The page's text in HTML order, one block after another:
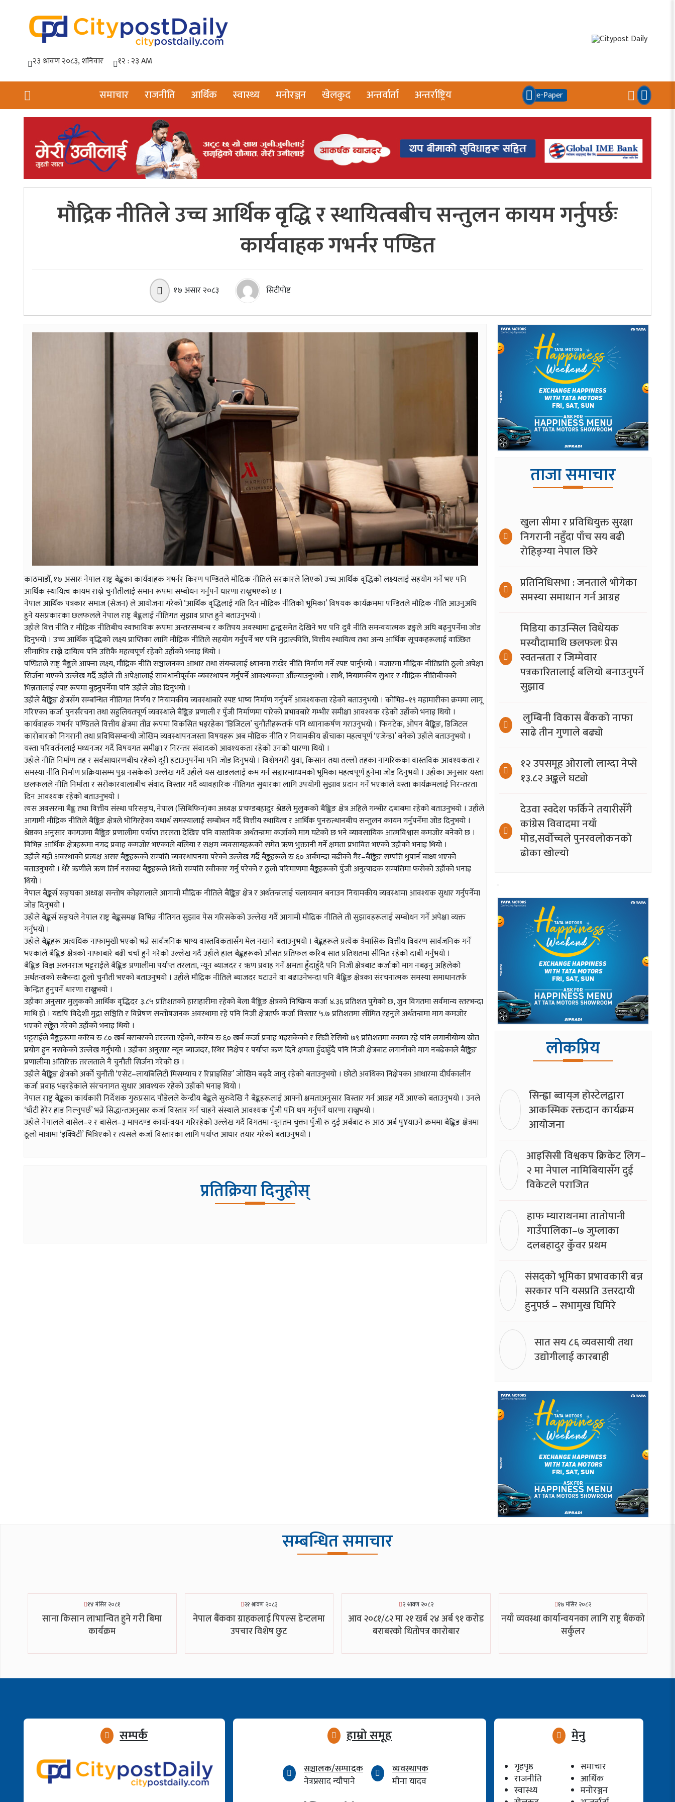
समाचार राजनीति आर्थिक स्वास्थ्य मनोरञ्जन खेलकुद अन्तर्वार्ता अन्तर्राष्ट्रिय e-Paper
मौद्रिक नीतिले उच्च आर्थिक वृद्धि र स्थायित्वबीच सन्तुलन कायम गर्नुपर्छः
कार्यवाहक गभर्नर पण्डित
१७ असार २०८३ सिटीपोष्ट
काठमाडौँ, १७ असारः नेपाल राष्ट्र बैङ्कका कार्यवाहक गभर्नर किरण पण्डितले मौद्रिक नीतिले सरकारले लिएको उच्च आर्थिक वृद्धिको लक्ष्यलाई सहयोग गर्ने भए पनि
आर्थिक स्थायित्व कायम राख्ने चुनौतीलाई समान रूपमा सम्बोधन गर्नुपर्ने धारणा राख्नुभएको छ ।
नेपाल आर्थिक पत्रकार समाज (सेजन) ले आयोजना गरेको ‘आर्थिक वृद्धिलाई गति दिन मौद्रिक नीतिको भूमिका’ विषयक कार्यक्रममा पण्डितले मौद्रिक नीति आउनुअघि
हुने यसप्रकारका छलफलले नेपाल राष्ट्र बैङ्कलाई नीतिगत सुझाव प्राप्त हुने बताउनुभयो ।
उहाँले वित्त नीति र मौद्रिक नीतिबीच स्वाभाविक रूपमा अन्तरसम्बन्ध र कतिपय अवस्थामा द्वन्द्वसमेत देखिने भए पनि दुवै नीति समन्वयात्मक ढङ्गले अघि बढ्नुपर्नेमा जोड
दिनुभयो । उच्च आर्थिक वृद्धिको लक्ष्य प्राप्तिका लागि मौद्रिक नीतिले सहयोग गर्नुपर्ने भए पनि मुद्रास्फीति, वित्तीय स्थायित्व तथा अन्य आर्थिक सूचकहरूलाई वाञ्छित
सीमाभित्र राख्ने दायित्व पनि उत्तिकै महत्वपूर्ण रहेको उहाँको भनाइ थियो ।
पण्डितले राष्ट्र बैङ्कले आफ्ना लक्ष्य, मौद्रिक नीति सञ्चालनका आधार तथा संयन्त्रलाई ध्यानमा राखेर नीति निर्माण गर्ने स्पष्ट पार्नुभयो । बजारमा मौद्रिक नीतिप्रति ठूलो अपेक्षा
सिर्जना भएको उल्लेख गर्दै उहाँले ती अपेक्षालाई सावधानीपूर्वक व्यवस्थापन गर्नुपर्ने आवश्यकता औँल्याउनुभयो । साथै, नियामकीय सुधार र मौद्रिक नीतिबीचको
भिन्नतालाई स्पष्ट रूपमा बुझ्नुपर्नेमा पनि उहाँले जोड दिनुभयो ।
उहाँले बैङ्किङ क्षेत्रसँग सम्बन्धित नीतिगत निर्णय र नियामकीय व्यवस्थाबारे स्पष्ट भाष्य निर्माण गर्नुपर्ने आवश्यकता रहेको बताउनुभयो । कोभिड–१९ महामारीका क्रममा लागू
गरिएका कर्जा पुनर्संरचना तथा सहुलियतपूर्ण व्यवस्थाले बैङ्किङ प्रणाली र पुँजी निर्माणमा पारेको प्रभावबारे गम्भीर समीक्षा आवश्यक रहेको उहाँको भनाइ थियो ।
कार्यवाहक गभर्नर पण्डितले वित्तीय क्षेत्रमा तीव्र रूपमा विकसित भइरहेका ‘डिजिटल’ चुनौतीहरूतर्फ पनि ध्यानाकर्षण गराउनुभयो । फिनटेक, ओपन बैङ्किङ, डिजिटल
कारोबारको निगरानी तथा प्रविधिसम्बन्धी जोखिम व्यवस्थापनजस्ता विषयहरू अब मौद्रिक नीति र नियामकीय ढाँचाका महत्वपूर्ण ‘एजेन्डा’ बनेको उहाँले बताउनुभयो ।
यस्ता परिवर्तनलाई मध्यनजर गर्दै विषयगत समीक्षा र निरन्तर संवादको आवश्यकता रहेको उनको धारणा थियो ।
उहाँले नीति निर्माण तह र सर्वसाधारणबीच रहेको दूरी हटाउनुपर्नेमा पनि जोड दिनुभयो । विशेषगरी युवा, किसान तथा तल्लो तहका नागरिकका वास्तविक आवश्यकता र
समस्या नीति निर्माण प्रक्रियासम्म पुग्न नसकेको उल्लेख गर्दै उहाँले यस खाडललाई कम गर्न सञ्चारमाध्यमको भूमिका महत्वपूर्ण हुनेमा जोड दिनुभयो । उहाँका अनुसार यस्ता
छलफलले नीति निर्माता र सरोकारवालाबीच संवाद विस्तार गर्दै व्यावहारिक नीतिगत सुधारका लागि उपयोगी सुझाव प्रदान गर्ने भएकाले यस्ता कार्यक्रमलाई निरन्तरता
दिन आवश्यक रहेको बताउनुभयो ।
त्यस अवसरमा बैङ्क तथा वित्तीय संस्था परिसङ्घ, नेपाल (सिबिफिन)का अध्यक्ष प्रचण्डबहादुर श्रेष्ठले मुलुकको बैङ्किङ क्षेत्र अहिले गम्भीर दबाबमा रहेको बताउनुभयो । उहाँले
आगामी मौद्रिक नीतिले बैङ्किङ क्षेत्रले भोगिरहेका यथार्थ समस्यालाई सम्बोधन गर्दै वित्तीय स्थायित्व र आर्थिक पुनरुत्थानबीच सन्तुलन कायम गर्नुपर्नेमा जोड दिनुभयो ।
श्रेष्ठका अनुसार कागजमा बैङ्किङ प्रणालीमा पर्याप्त तरलता देखिए पनि वास्तविक अर्थतन्त्रमा कर्जाको माग घटेको छ भने व्यावसायिक आत्मविश्वास कमजोर बनेको छ ।
विभिन्न आर्थिक क्षेत्रहरूमा नगद प्रवाह कमजोर भएकाले बलिया र सक्षम व्यवसायहरूको समेत ऋण भुक्तानी गर्ने क्षमता प्रभावित भएको उहाँको भनाइ थियो ।
उहाँले यही अवस्थाको प्रत्यक्ष असर बैङ्कहरूको सम्पत्ति व्यवस्थापनमा परेको उल्लेख गर्दै बैङ्कहरूले रु ६० अर्बभन्दा बढीको गैर–बैङ्किङ सम्पत्ति थुपार्न बाध्य भएको
बताउनुभयो । धेरै ऋणीले ऋण तिर्न नसक्दा बैङ्कहरूले धितो सम्पत्ति स्वीकार गर्नु परेको र ठूलो परिमाणमा बैङ्कहरूको पुँजी अनुत्पादक सम्पत्तिमा फसेको उहाँको भनाइ
थियो ।
नेपाल बैङ्कर्स सङ्घका अध्यक्ष सन्तोष कोइरालाले आगामी मौद्रिक नीतिले बैङ्किङ क्षेत्र र अर्थतन्त्रलाई चलायमान बनाउन नियामकीय व्यवस्थामा आवश्यक सुधार गर्नुपर्नेमा
जोड दिनुभयो ।
उहाँले बैङ्कर्स सङ्घले नेपाल राष्ट्र बैङ्कसमक्ष विभिन्न नीतिगत सुझाव पेस गरिसकेको उल्लेख गर्दै आगामी मौद्रिक नीतिले ती सुझावहरूलाई सम्बोधन गर्ने अपेक्षा व्यक्त
गर्नुभयो ।
उहाँले बैङ्कहरू अत्यधिक नाफामुखी भएको भन्ने सार्वजनिक भाष्य वास्तविकतासँग मेल नखाने बताउनुभयो । बैङ्कहरूले प्रत्येक त्रैमासिक वित्तीय विवरण सार्वजनिक गर्ने
भएकाले बैङ्किङ क्षेत्रको नाफाबारे बढी चर्चा हुने गरेको उल्लेख गर्दै उहाँले हाल बैङ्कहरूको औसत प्रतिफल करिब सात प्रतिशतमा सीमित रहेको दाबी गर्नुभयो ।
बैङ्किङ विज्ञ अलनराज भट्टराईले बैङ्किङ प्रणालीमा पर्याप्त तरलता, न्यून ब्याजदर र ऋण प्रवाह गर्ने क्षमता हुँदाहुँदै पनि निजी क्षेत्रबाट कर्जाको माग नबढ्नु अहिलेको
अर्थतन्त्रको सबैभन्दा ठूलो चुनौती भएको बताउनुभयो । उहाँले मौद्रिक नीतिले ब्याजदर घटाउने वा बढाउनेभन्दा पनि बैङ्किङ क्षेत्रका संरचनात्मक समस्या समाधानतर्फ
केन्द्रित हुनुपर्ने धारणा राख्नुभयो ।
उहाँका अनुसार मुलुकको आर्थिक वृद्धिदर ३.८५ प्रतिशतको हाराहारीमा रहेको बेला बैङ्किङ क्षेत्रको निष्क्रिय कर्जा ४.३६ प्रतिशत पुगेको छ, जुन विगतमा सर्वमान्य स्तरभन्दा
माथि हो । यद्यपि विदेशी मुद्रा सञ्चिति र विप्रेषण सन्तोषजनक अवस्थामा रहे पनि निजी क्षेत्रतर्फ कर्जा विस्तार ५.७ प्रतिशतमा सीमित रहनुले अर्थतन्त्रमा माग कमजोर
भएको सङ्केत गरेको उहाँको भनाइ थियो ।
भट्टराईले बैङ्कहरूमा करिब रु ८० खर्ब बराबरको तरलता रहेको, करिब रु ६० खर्ब कर्जा प्रवाह भइसकेको र सिडी रेसियो ७९ प्रतिशतमा कायम रहे पनि लगानीयोग्य स्रोत
प्रयोग हुन नसकेको उल्लेख गर्नुभयो । उहाँका अनुसार न्यून ब्याजदर, स्थिर निक्षेप र पर्याप्त ऋण दिने क्षमता हुँदाहुँदै पनि निजी क्षेत्रबाट लगानीको माग नबढेकाले बैङ्किङ
प्रणालीमा अतिरिक्त तरलताले नै चुनौती सिर्जना गरेको छ ।
उहाँले बैङ्किङ क्षेत्रको अर्को चुनौती ‘एसेट–लायबिलिटी मिसम्याच र रिप्राइसिङ’ जोखिम बढ्दै जानु रहेको बताउनुभयो । छोटो अवधिका निक्षेपका आधारमा दीर्घकालीन
कर्जा प्रवाह भइरहेकाले संरचनागत सुधार आवश्यक रहेको उहाँको भनाइ थियो ।
नेपाल राष्ट्र बैङ्कका कार्यकारी निर्देशक गुरुप्रसाद पौडेलले केन्द्रीय बैङ्कले सुरुदेखि नै बैङ्कहरूलाई आफ्नो क्षमताअनुसार विस्तार गर्न आग्रह गर्दै आएको बताउनुभयो । उनले
‘घाँटी हेरेर हाड निल्नुपर्छ’ भन्ने सिद्धान्तअनुसार कर्जा विस्तार गर्न चाहने संस्थाले आवश्यक पुँजी पनि थप गर्नुपर्ने धारणा राख्नुभयो ।
उहाँले नेपालले बासेल–२ र बासेल–३ मापदण्ड कार्यान्वयन गरिरहेको उल्लेख गर्दै विगतमा न्यूनतम चुक्ता पुँजी रु दुई अर्बबाट रु आठ अर्ब पु¥याउने क्रममा बैङ्किङ क्षेत्रमा
ठूलो मात्रामा ‘इक्विटी’ भित्रिएको र त्यसले कर्जा विस्तारका लागि पर्याप्त आधार तयार गरेको बताउनुभयो ।
प्रतिक्रिया दिनुहोस्
ताजा समाचार
खुला सीमा र प्रविधियुक्त सुरक्षा
निगरानी नहुँदा पाँच सय बढी
रोहिङ्ग्या नेपाल छिरे
प्रतिनिधिसभा : जनताले भोगेका
समस्या समाधान गर्न आग्रह
मिडिया काउन्सिल विधेयक
मस्यौदामाथि छलफलः प्रेस
स्वतन्त्रता र जिम्मेवार
पत्रकारितालाई बलियो बनाउनुपर्ने
सुझाव
लुम्बिनी विकास बैंकको नाफा
साढे तीन गुणाले बढ्यो
१२ उपसमूह ओरालो लाग्दा नेप्से
१३.८२ अङ्कले घट्यो
देउवा स्वदेश फर्किने तयारीसँगै
कांग्रेस विवादमा नयाँ
मोड,सर्वोच्चले पुनरवलोकनको
ढोका खोल्यो
लोकप्रिय
सिन्ह्वा ब्वाय्‌ज होस्टेलद्वारा
आकस्मिक रक्तदान कार्यक्रम
आयोजना
आइसिसी विश्वकप क्रिकेट लिग–
२ मा नेपाल नामिबियासँग दुई
विकेटले पराजित
हाफ म्याराथनमा तातोपानी
गाउँपालिका–७ जुम्लाका
दलबहादुर कुँवर प्रथम
संसद्को भूमिका प्रभावकारी बन्न
सरकार पनि यसप्रति उत्तरदायी
हुनुपर्छ – सभामुख घिमिरे
सात सय ८६ व्यवसायी तथा
उद्योगीलाई कारबाही
सम्बन्धित समाचार
१४ मंसिर २०८१
साना किसान लाभान्वित हुने गरी बिमा
कार्यक्रम
२१ श्रावण २०८३
नेपाल बैंकका ग्राहकलाई पिपल्स डेन्टलमा
उपचार विशेष छुट
२ श्रावण २०८२
आव २०८१/८२ मा २१ खर्ब २४ अर्ब ९१ करोड
बराबरको धितोपत्र कारोबार
१७ मंसिर २०८२
नयाँ व्यवस्था कार्यान्वयनका लागि राष्ट्र बैंकको
सर्कुलर
सम्पर्क हाम्रो समूह
सञ्चालक/सम्पादक
नेत्रप्रसाद न्यौपाने
व्यवस्थापक
मीना यादव
मेनु
गृहपृष्ठ
समाचार
राजनीति
आर्थिक
स्वास्थ्य
मनोरञ्जन